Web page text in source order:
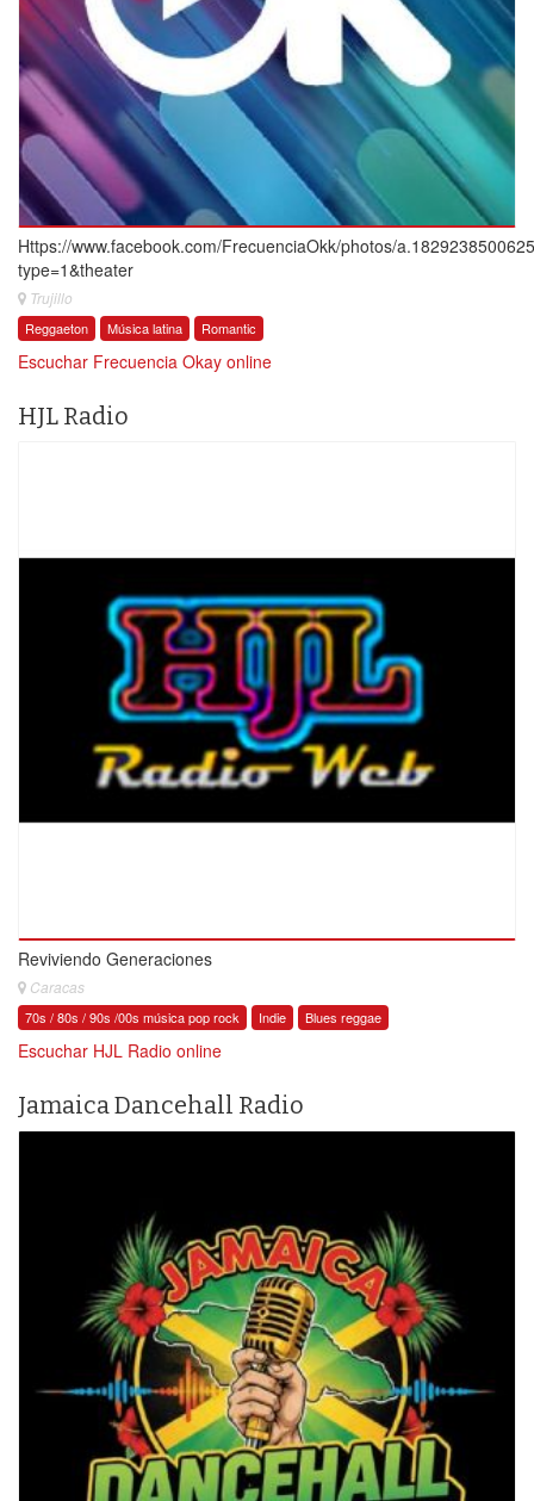
Https://www.facebook.com/FrecuenciaOkk/photos/
type=1&theater
Trujillo
Reggaeton Música latina Romantic
Escuchar Frecuencia Okay online
HJL Radio
Reviviendo Generaciones
Caracas
70s / 80s / 90s /00s música pop rock Indie Blues reggae
Escuchar HJL Radio online
Jamaica Dancehall Radio